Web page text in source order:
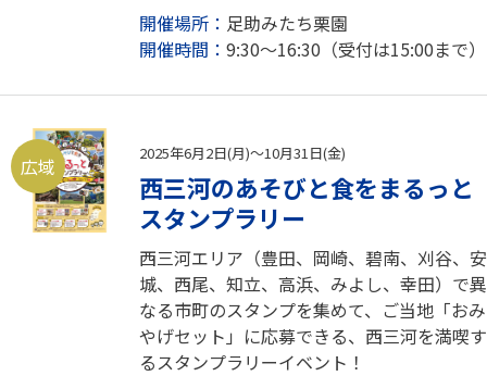
開催場所： 足助みたち栗園
開催時間： 9:30～16:30（受付は15:00まで）
広域
2025年6月2日(月)～10月31日(金)
西三河のあそびと食をまるっと
スタンプラリー
西三河エリア（豊田、岡崎、碧南、刈谷、安
城、西尾、知立、高浜、みよし、幸田）で異
なる市町のスタンプを集めて、ご当地「おみ
やげセット」に応募できる、西三河を満喫す
るスタンプラリーイベント！